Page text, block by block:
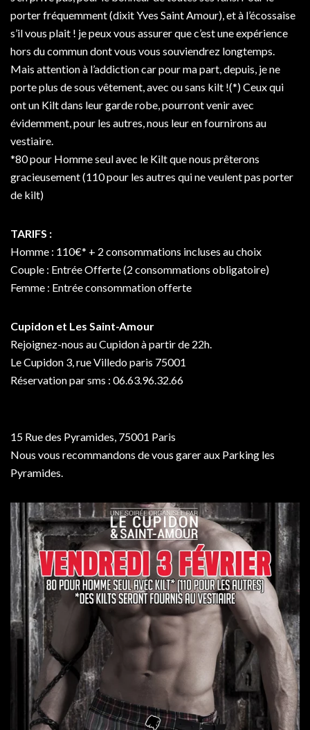
porter fréquemment (dixit Yves Saint Amour), et à l’écossaise
s’il vous plait ! je peux vous assurer que c’est une expérience
hors du commun dont vous vous souviendrez longtemps.
Mais attention à l’addiction car pour ma part, depuis, je ne
porte plus de sous vêtement, avec ou sans kilt !(*) Ceux qui
ont un Kilt dans leur garde robe, pourront venir avec
évidemment, pour les autres, nous leur en fournirons au
vestiaire.
*80 pour Homme seul avec le Kilt que nous prêterons
gracieusement (110 pour les autres qui ne veulent pas porter
de kilt)
TARIFS :
Homme : 110€* + 2 consommations incluses au choix
Couple : Entrée Offerte (2 consommations obligatoire)
Femme : Entrée consommation offerte
Cupidon et Les Saint-Amour
Rejoignez-nous au Cupidon à partir de 22h.
Le Cupidon 3, rue Villedo paris 75001
Réservation par sms : 06.63.96.32.66
15 Rue des Pyramides, 75001 Paris
Nous vous recommandons de vous garer aux Parking les
Pyramides.